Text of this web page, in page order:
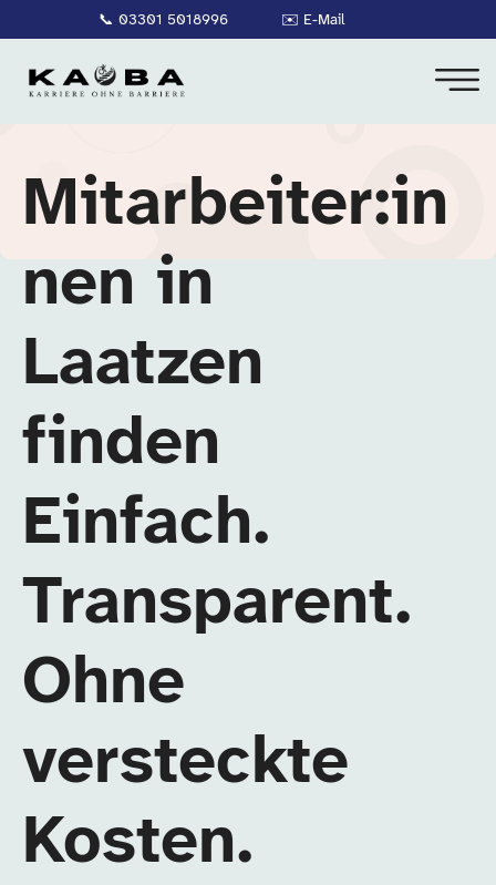
📞 03301 5018996 ✉️ E-Mail
Mitarbeiter:in
nen in
Laatzen
finden
Einfach.
Transparent.
Ohne
versteckte
Kosten.